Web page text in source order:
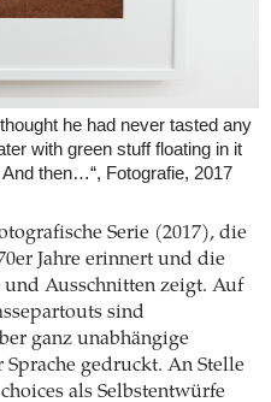
he had never tasted any
with green stuff floating in it
then…“, Fotografie, 2017
Serie (2017), die
Jahre erinnert und die
Ausschnitten zeigt. Auf
sind
ganz unabhängige
gedruckt. An Stelle
als Selbstentwürfe